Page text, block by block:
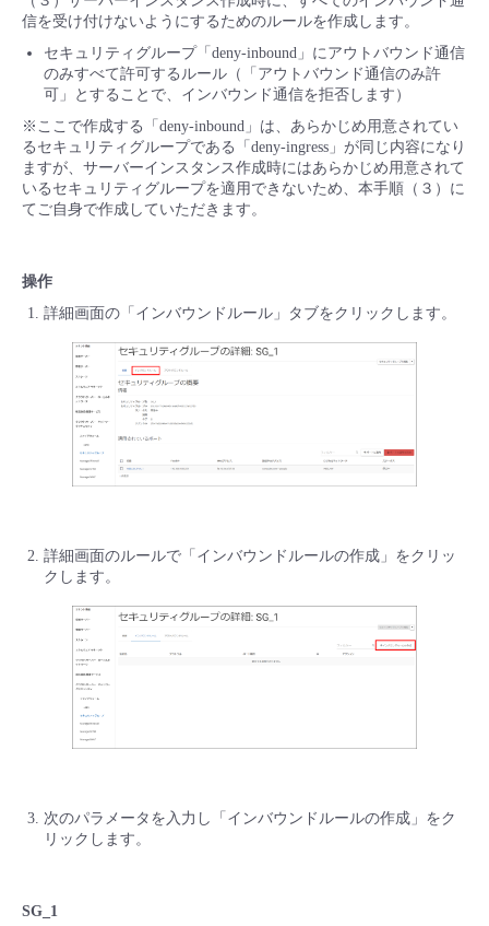
信を受け付けないようにするためのルールを作成します。
セキュリティグループ「deny-inbound」にアウトバウンド通信
のみすべて許可するルール（「アウトバウンド通信のみ許
可」とすることで、インバウンド通信を拒否します）
※ここで作成する「deny-inbound」は、あらかじめ用意されてい
るセキュリティグループである「deny-ingress」が同じ内容になり
ますが、サーバーインスタンス作成時にはあらかじめ用意されて
いるセキュリティグループを適用できないため、本手順（３）に
てご自身で作成していただきます。
操作
詳細画面の「インバウンドルール」タブをクリックします。
詳細画面のルールで「インバウンドルールの作成」をクリッ
クします。
次のパラメータを入力し「インバウンドルールの作成」をク
リックします。
SG_1